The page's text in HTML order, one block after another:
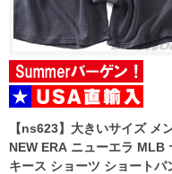
【ns623】大きいサイズ メ
NEW ERA ニューエラ MLB
キース ショーツ ショートパ